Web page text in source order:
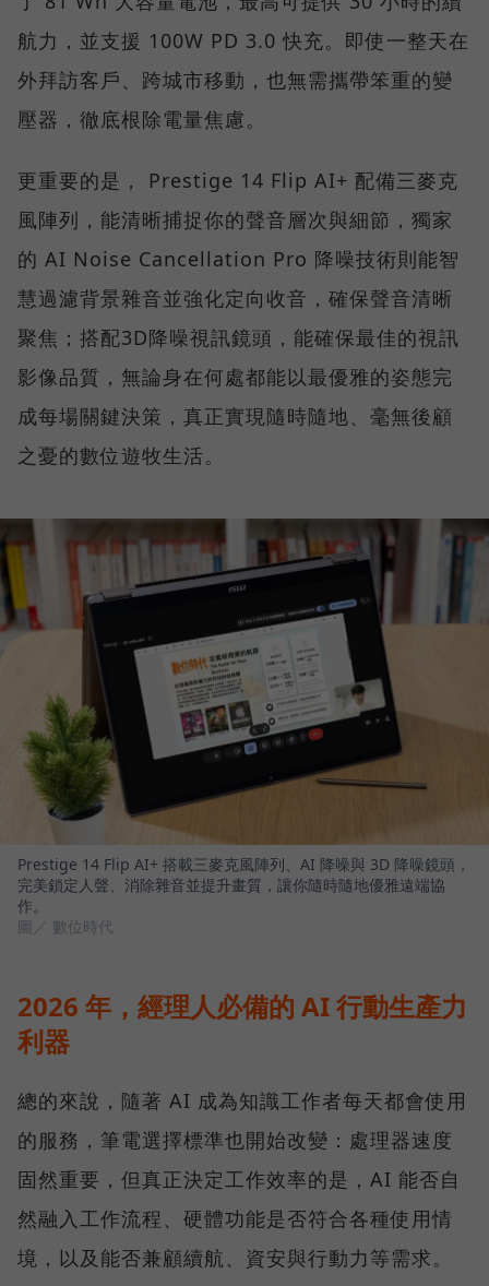
航力，並支援 100W PD 3.0 快充。即使一整天在
外拜訪客戶、跨城市移動，也無需攜帶笨重的變
壓器，徹底根除電量焦慮。
更重要的是， Prestige 14 Flip AI+ 配備三麥克
風陣列，能清晰捕捉你的聲音層次與細節，獨家
的 AI Noise Cancellation Pro 降噪技術則能智
慧過濾背景雜音並強化定向收音，確保聲音清晰
聚焦；搭配3D降噪視訊鏡頭，能確保最佳的視訊
影像品質，無論身在何處都能以最優雅的姿態完
成每場關鍵決策，真正實現隨時隨地、毫無後顧
之憂的數位遊牧生活。
Prestige 14 Flip AI+ 搭載三麥克風陣列、AI 降噪與 3D 降噪鏡頭，
完美鎖定人聲、消除雜音並提升畫質，讓你隨時隨地優雅遠端協
作。
圖／ 數位時代
2026 年，經理人必備的 AI 行動生產力
利器
總的來說，隨著 AI 成為知識工作者每天都會使用
的服務，筆電選擇標準也開始改變：處理器速度
固然重要，但真正決定工作效率的是，AI 能否自
然融入工作流程、硬體功能是否符合各種使用情
境，以及能否兼顧續航、資安與行動力等需求。